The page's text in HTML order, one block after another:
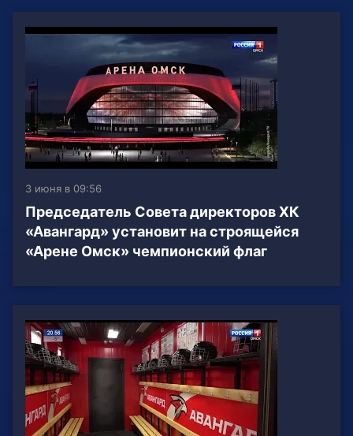
3 июня в 09:56
Председатель Совета директоров ХК
«Авангард» установит на строящейся
«Арене Омск» чемпионский флаг